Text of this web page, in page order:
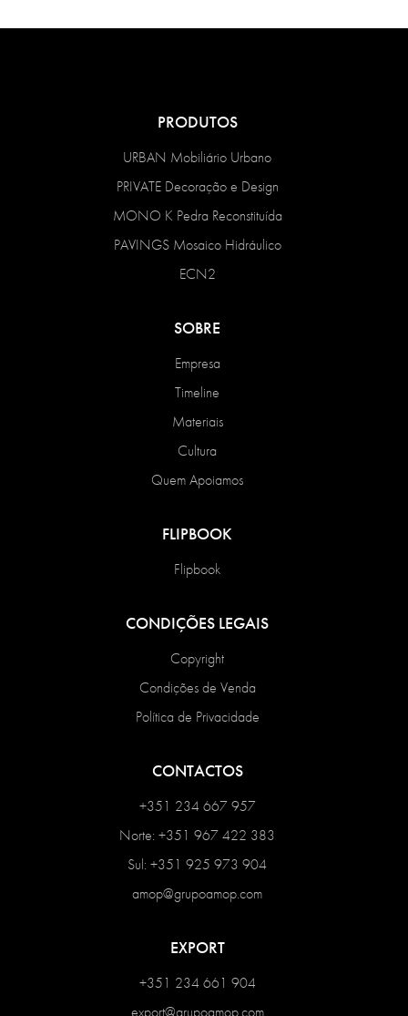
PRODUTOS
URBAN Mobiliário Urbano
PRIVATE Decoração e Design
MONO K Pedra Reconstituída
PAVINGS Mosaico Hidráulico
ECN2
SOBRE
Empresa
Timeline
Materiais
Cultura
Quem Apoiamos
FLIPBOOK
Flipbook
CONDIÇÕES LEGAIS
Copyright
Condições de Venda
Política de Privacidade
CONTACTOS
+351 234 667 957
Norte: +351 967 422 383
Sul: +351 925 973 904
amop@grupoamop.com
EXPORT
+351 234 661 904
export@grupoamop.com